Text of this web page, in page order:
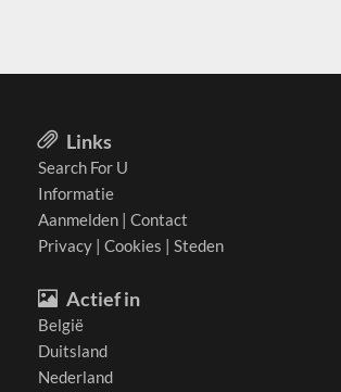
Links
Search For U
Informatie
Aanmelden | Contact
Privacy | Cookies | Steden
Actief in
België
Duitsland
Nederland